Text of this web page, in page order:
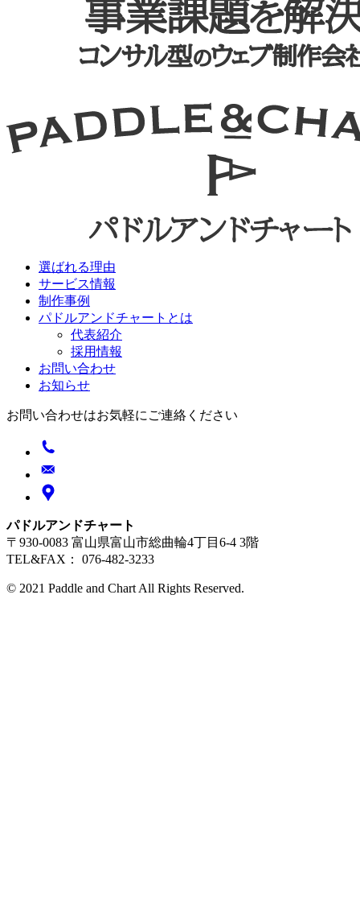
選ばれる理由
サービス情報
制作事例
パドルアンドチャートとは
代表紹介
採用情報
お問い合わせ
お知らせ
お問い合わせはお気軽にご連絡ください
パドルアンドチャート
〒930-0083 富山県富山市総曲輪4丁目6-4 3階
TEL&FAX： 076-482-3233
© 2021 Paddle and Chart All Rights Reserved.